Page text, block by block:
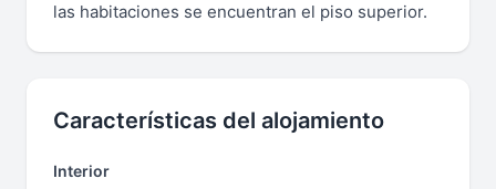
las habitaciones se encuentran el piso superior.
Características del alojamiento
Interior